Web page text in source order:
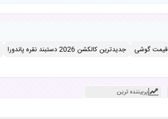
قیمت گوشی جدیدترین کالکشن 2026 دستبند نقره پاندورا
پربیننده ترین